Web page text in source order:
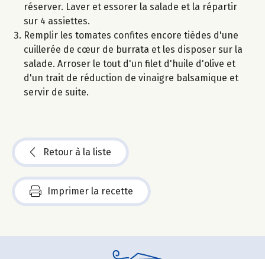
réserver. Laver et essorer la salade et la répartir
sur 4 assiettes.
Remplir les tomates confites encore tièdes d'une
cuillerée de cœur de burrata et les disposer sur la
salade. Arroser le tout d'un filet d'huile d'olive et
d'un trait de réduction de vinaigre balsamique et
servir de suite.
Retour à la liste
Imprimer la recette